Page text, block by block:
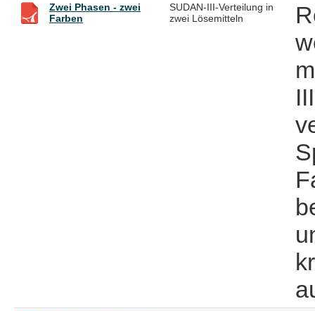
Zwei Phasen - zwei
Farben
SUDAN-III-Verteilung in
zwei Lösemitteln